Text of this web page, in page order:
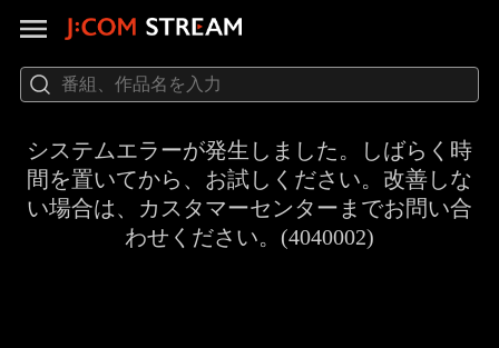
システムエラーが発生しました。しばらく時
間を置いてから、お試しください。改善しな
い場合は、カスタマーセンターまでお問い合
わせください。(4040002)